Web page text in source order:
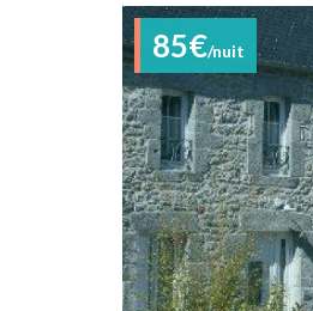
85€/nuit